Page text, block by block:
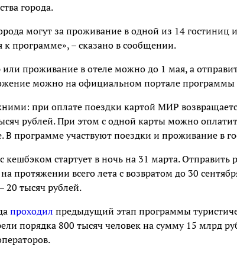
города.
могут за проживание в одной из 14 гостиниц
программе», – сказано в сообщении.
проживание в отеле можно до 1 мая, а
можно на официальном портале
при оплате поездки картой МИР
рублей. При этом с одной карты можно
В программе участвуют поездки и проживание в
кешбэком стартует в ночь на 31 марта. Отправить
протяжении всего лета с возвратом до 30
тысяч рублей.
проходил предыдущий этап программы
порядка 800 тысяч человек на сумму 15 млрд